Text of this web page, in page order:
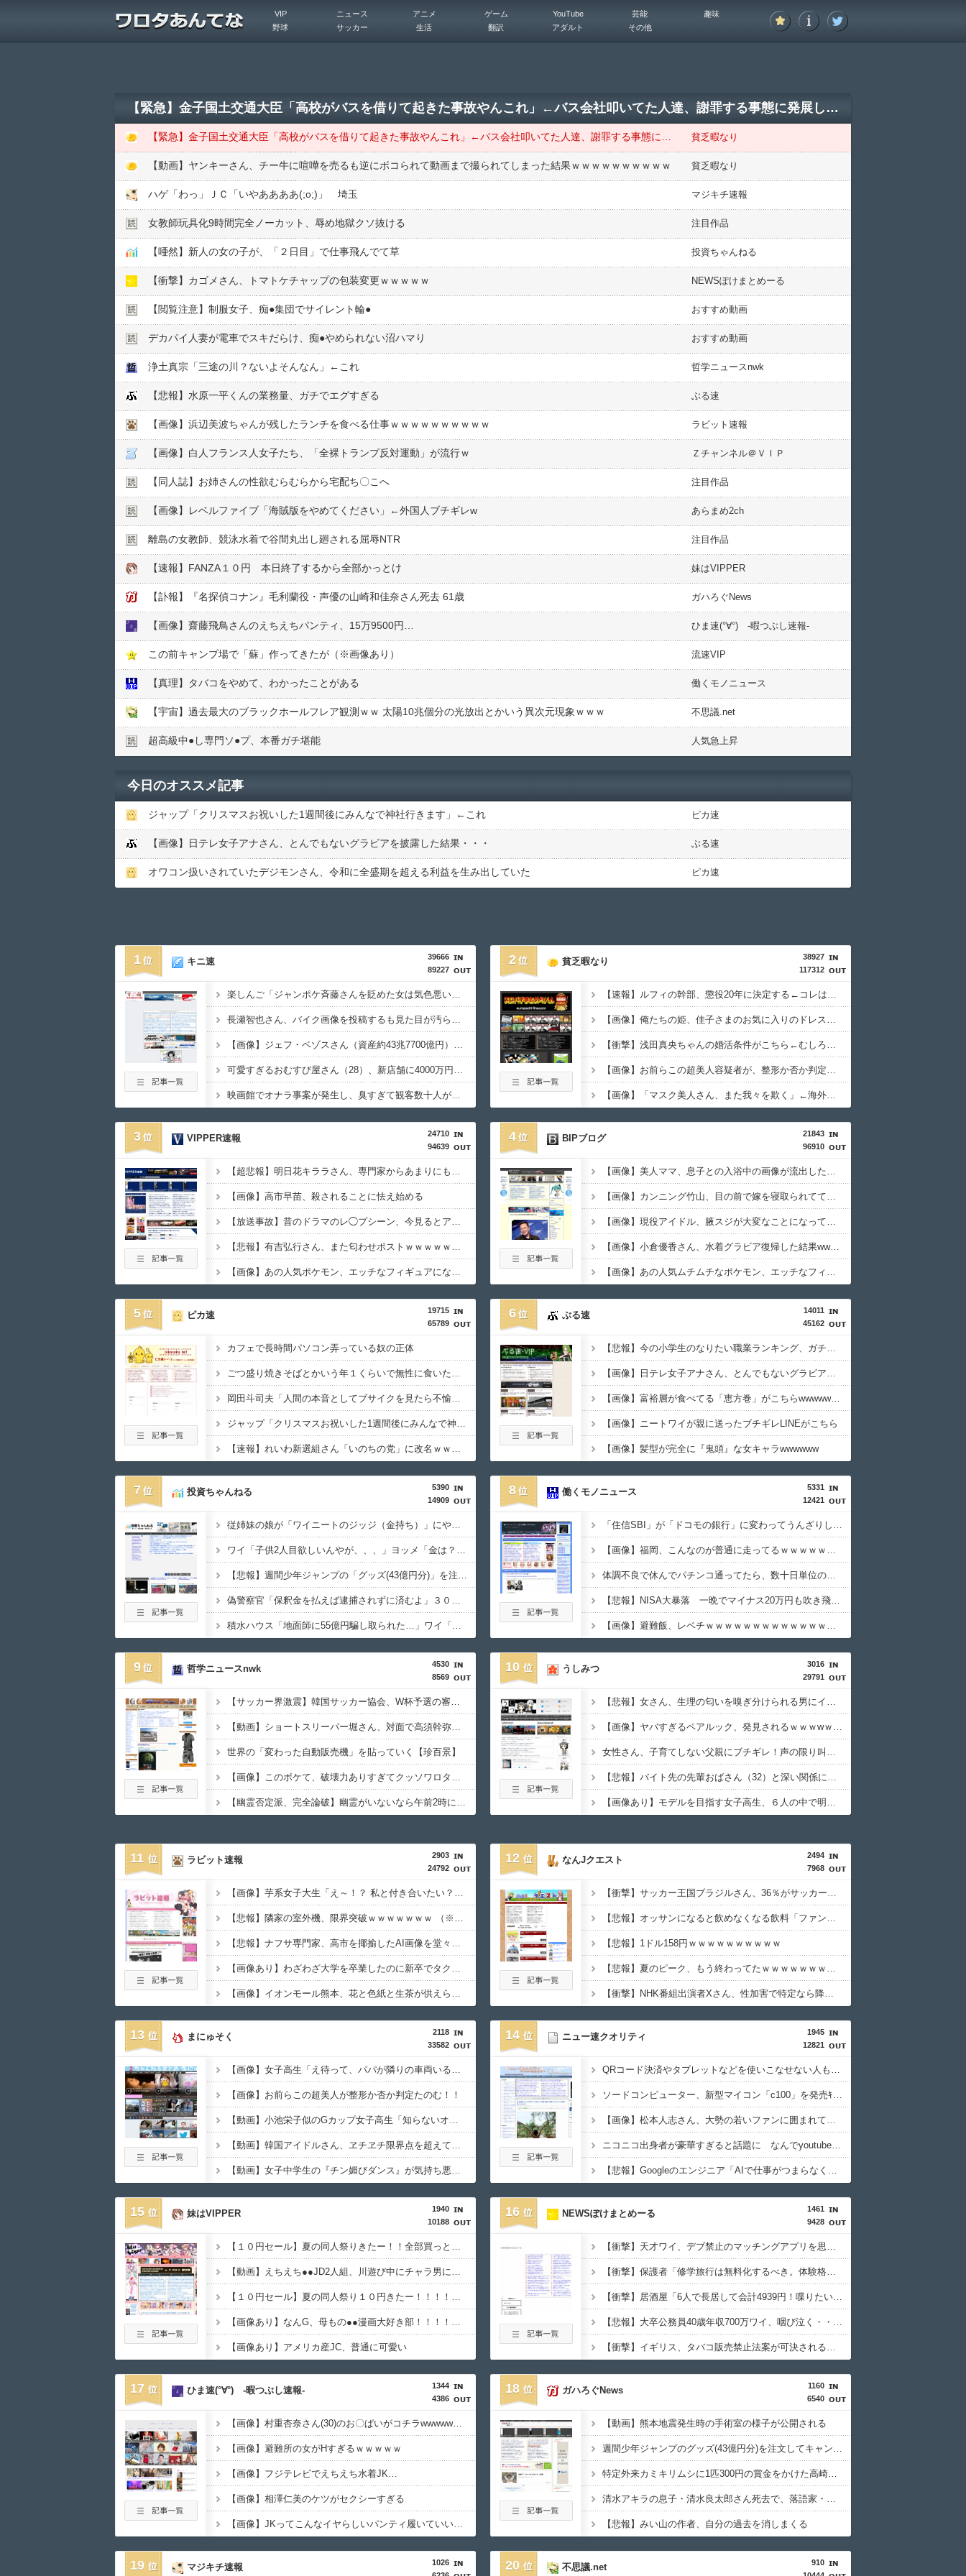
VIP ニュース アニメ ゲーム YouTube 芸能
趣味
野球
サッカー 生活 翻訳 アダルト その他
【緊急】金子国土交通大臣「高校がバスを借りて起きた事故やんこれ」←バス会社叩いてた人達、謝罪する事態に発展してしまう
貧乏暇なり
【動画】ヤンキーさん、チー牛に喧嘩を売るも逆にボコられて動画まで撮られてしまった結果ｗｗｗｗｗｗｗｗｗｗ 貧乏暇なり
ハゲ「わっ」ＪＣ「いやああああ(;o;)」 埼玉 マジキチ速報
女教師玩具化9時間完全ノーカット、辱め地獄クソ抜ける 注目作品
【唖然】新人の女の子が、「２日目」で仕事飛んでて草 投資ちゃんねる
【衝撃】カゴメさん、トマトケチャップの包装変更ｗｗｗｗｗ NEWSぽけまとめーる
【閲覧注意】制服女子、痴●︎集団でサイレント輪●︎ おすすめ動画
デカパイ人妻が電車でスキだらけ、痴●︎やめられない沼ハマり おすすめ動画
浄土真宗「三途の川？ないよそんなん」←これ 哲学ニュースnwk
【悲報】水原一平くんの業務量、ガチでエグすぎる ぶる速
【画像】浜辺美波ちゃんが残したランチを食べる仕事ｗｗｗｗｗｗｗｗｗｗ ラビット速報
【画像】白人フランス人女子たち、「全裸トランプ反対運動」が流行ｗ Ｚチャンネル＠ＶＩＰ
【同人誌】お姉さんの性欲むらむらから宅配ち〇こへ 注目作品
【画像】レベルファイブ「海賊版をやめてください」←外国人ブチギレw あらまめ2ch
離島の女教師、競泳水着で谷間丸出し廻される屈辱NTR 注目作品
【速報】FANZA１０円 本日終了するから全部かっとけ 妹はVIPPER
【訃報】『名探偵コナン』毛利蘭役・声優の山崎和佳奈さん死去 61歳 ガハろぐNews
【画像】齋藤飛鳥さんのえちえちパンティ、15万9500円… ひま速(°∀°) -暇つぶし速報-
この前キャンプ場で「蘇」作ってきたが（※画像あり） 流速VIP
【真理】タバコをやめて、わかったことがある 働くモノニュース
【宇宙】過去最大のブラックホールフレア観測ｗｗ 太陽10兆個分の光放出とかいう異次元現象ｗｗｗ 不思議.net
超高級中●︎し専門ソ●︎プ、本番ガチ堪能 人気急上昇
今日のオススメ記事
ジャップ「クリスマスお祝いした1週間後にみんなで神社行きます」←これ ピカ速
【画像】日テレ女子アナさん、とんでもないグラビアを披露した結果・・・ ぶる速
オワコン扱いされていたデジモンさん、令和に全盛期を超える利益を生み出していた ピカ速
1
39666
89227
キニ速
楽しんご「ジャンポケ斉藤さんを貶めた女は気色悪いとか言ってる癖にフ●ラするとか口だけは素直なんだな！週刊誌から金もらってるだろ」
長瀬智也さん、バイク画像を投稿するも見た目が汚らしいとネットの女性たちから批判…謝罪
【画像】ジェフ・ベゾスさん（資産約43兆7700億円）の嫁がコチラｗｗｗｗｗ
可愛すぎるおむすび屋さん（28）、新店舗に4000万円クラファンした成功した結果弱男集団から叩かれてしまうｗｗｗｗ
映画館でオナラ事案が発生し、臭すぎて観客数十人が避難へｗｗｗｗｗｗｗ
2
38927
117312
貧乏暇なり
【速報】ルフィの幹部、懲役20年に決定する←コレは妥当か？？？？？？？
【画像】俺たちの姫、佳子さまのお気に入りのドレスがこちらです←コレは可愛過ぎるw w w w w w w w
【衝撃】浅田真央ちゃんの婚活条件がこちら←むしろコレは普通じゃね？w w w w w w w w
【画像】お前らこの超美人容疑者が、整形か否か判定して！！→画像がこちらw w w w w w w w w w
【画像】「マスク美人さん、また我々を欺く」←海外でも流行りだした結果がこちらw w w w w w w
3
24710
94639
VIPPER速報
【超悲報】明日花キララさん、専門家からあまりにも非情な一言を告げられる
【画像】高市早苗、殺されることに怯え始める
【放送事故】昔のドラマのレ◯プシーン、今見るとアウトすぎる・・・
【悲報】有吉弘行さん、また匂わせポストｗｗｗｗｗｗｗｗｗｗｗｗｗｗｗｗｗ
【画像】あの人気ポケモン、エッチなフィギュアになってしまう
4
21843
96910
BIPブログ
【画像】美人ママ、息子との入浴中の画像が流出した結果・・・
【画像】カンニング竹山、目の前で嫁を寝取られてて草wwwww
【画像】現役アイドル、腋スジが大変なことになってるwwww
【画像】小倉優香さん、水着グラビア復帰した結果wwwwwww
【画像】あの人気ムチムチなポケモン、エッチなフィギュアになる
5
19715
65789
ピカ速
カフェで長時間パソコン弄っている奴の正体
ごつ盛り焼きそばとかいう年１くらいで無性に食いたくなるやつｗｗｗｗｗｗｗｗ
岡田斗司夫「人間の本音としてブサイクを見たら不愉快になる。この責任をどうとるんだ」
ジャップ「クリスマスお祝いした1週間後にみんなで神社行きます」←これ
【速報】れいわ新選組さん「いのちの党」に改名ｗｗｗｗｗｗｗｗ
6
14011
45162
ぶる速
【悲報】今の小学生のなりたい職業ランキング、ガチで終わる
【画像】日テレ女子アナさん、とんでもないグラビアを披露した結果・・・
【画像】富裕層が食べてる「恵方巻」がこちらwwwwwwwwwwwww
【画像】ニートワイが親に送ったブチギレLINEがこちら
【画像】髪型が完全に『鬼頭』な女キャラwwwwww
7
5390
14909
投資ちゃんねる
従姉妹の娘が「ワイニートのジッジ（金持ち）」にやたら会いに来る理由ｗｗｗｗｗ
ワイ「子供2人目欲しいんやが、、、」ヨッメ「金は？育児は？私の仕事は？キャリアは？」
【悲報】週間少年ジャンプの「グッズ(43億円分)」を注文し全てキャンセルした女逮捕ｗｗｗｗｗｗｗｗ
偽警察官「保釈金を払えば逮捕されずに済むよ」３０代男性が1342万円だまし取られる
積水ハウス「地面師に55億円騙し取られた…」ワイ「はえーかわいそう…会社滅茶苦茶やろなぁ」
8
5331
12421
働くモノニュース
「住信SBI」が「ドコモの銀行」に変わってうんざりしてるやつｗｗｗｗｗｗｗ
【画像】福岡、こんなのが普通に走ってるｗｗｗｗｗｗｗｗｗｗｗｗｗｗｗｗ
体調不良で休んでパチンコ通ってたら、数十日単位の証拠写真撮られて会社クビになった
【悲報】NISA大暴落 一晩でマイナス20万円も吹き飛んだもよう
【画像】避難飯、レベチｗｗｗｗｗｗｗｗｗｗｗｗｗｗｗ
9
4530
8569
哲学ニュースnwk
【サッカー界激震】韓国サッカー協会、W杯予選の審判に“性接待”していたことが発覚 協会カードの決済明細まで見つかる
【動画】ショートスリーパー堀さん、対面で高須幹弥にキレる ← 睡眠は大事だと話題
世界の「変わった自動販売機」を貼っていく【珍百景】
【画像】このボケて、破壊力ありすぎてクッソワロタｗｗｗｗｗｗｗｗｗ
【幽霊否定派、完全論破】幽霊がいないなら午前2時に一人で墓石を木刀で叩き割れるよな？ｗｗｗｗｗ
10
3016
29791
うしみつ
【悲報】女さん、生理の匂いを嗅ぎ分けられる男にイライラ⇒ｗｗｗ
【画像】ヤバすぎるペアルック、発見されるｗｗｗwｗｗｗｗｗｗｗｗｗ
女性さん、子育てしない父親にブチギレ！声の限り叫ぶ！！→ｗｗｗｗ
【悲報】バイト先の先輩おばさん（32）と深い関係になってしまった結果⇒ｗ
【画像あり】モデルを目指す女子高生、６人の中で明らかにデカい人を発見ｗｗｗｗ
11
2903
24792
ラビット速報
【画像】芋系女子大生「え～！？ 私と付き合いたい？ 私脱いだらこんなんだけどいいの…？????」
【悲報】隣家の室外機、限界突破ｗｗｗｗｗｗｗ （※画像あり）
【悲報】ナフサ専門家、高市を揶揄したAI画像を堂々と載せる （※画像あり）
【画像あり】わざわざ大学を卒業したのに新卒でタクシー運転手になる女性ってどう思う？
【画像】イオンモール熊本、花と色紙と生茶が供えられる・・・
12
2494
7968
なんJクエスト
【衝撃】サッカー王国ブラジルさん、36％がサッカーに「関心なし」・・・・・・・・・
【悲報】オッサンになると飲めなくなる飲料「ファンタ」・・・・・・・・・
【悲報】1ドル158円ｗｗｗｗｗｗｗｗｗｗ
【悲報】夏のピーク、もう終わってたｗｗｗｗｗｗｗｗｗｗ
【衝撃】NHK番組出演者Xさん、性加害で特定なら降板ドミノ・・・・・・・・・
13
2118
33582
まにゅそく
【画像】女子高生「え待って、パパが隣りの車両いる。。。」
【画像】お前らこの超美人が整形か否か判定たのむ！！
【動画】小池栄子似のGカップ女子高生「知らないオジさんに襲われてオッパイ揉まれた」
【動画】韓国アイドルさん、ヱチヱチ限界点を超えてしまう
【動画】女子中学生の『チン媚びダンス』が気持ち悪い????
14
1945
12821
ニュー速クオリティ
QRコード決済やタブレットなどを使いこなせない人も居るという話・・・
ソードコンピューター、新型マイコン「c100」を発売ｷﾀ━━━━(ﾟ∀ﾟ)━━━━!!
【画像】松本人志さん、大勢の若いファンに囲まれてご満悦・・・
ニコニコ出身者が豪華すぎると話題に なんでyoutubeに負けたのか・・・
【悲報】Googleのエンジニア「AIで仕事がつまらなくなった」
15
1940
10188
妹はVIPPER
【１０円セール】夏の同人祭りきたー！！全部買っとけwwww
【動画】えちえち●●JD2人組、川遊び中にチャラ男にナンパされるｗ
【１０円セール】夏の同人祭り１０円きたー！！！！！！！！！
【画像あり】なんG、母もの●●漫画大好き部！！！！！！
【画像あり】アメリカ産JC、普通に可愛い
16
1461
9428
NEWSぽけまとめーる
【衝撃】天才ワイ、デブ禁止のマッチングアプリを思いつくｗｗｗｗｗ
【衝撃】保護者「修学旅行は無料化するべき。体験格差を放置するのか」←これｗｗｗｗｗ
【衝撃】居酒屋「6人で長居して会計4939円！喋りたいだけなら公園に行ってくれ（怒」←これｗｗｗｗｗ(※画像あり)
【悲報】大卒公務員40歳年収700万ワイ、咽び泣く・・・・
【衝撃】イギリス、タバコ販売禁止法案が可決されるｗｗｗｗｗ
17
1344
4386
ひま速(°∀°) -暇つぶし速報-
【画像】村重杏奈さん(30)のお〇ぱいがコチラwwwwwwwwwwww
【画像】避難所の女がHすぎるｗｗｗｗｗ
【画像】フジテレビでえちえち水着JK…
【画像】相澤仁美のケツがセクシーすぎる
【画像】JKってこんなイヤらしいパンティ履いていいの？ｗｗｗｗｗ
18
1160
6540
ガハろぐNews
【動画】熊本地震発生時の手術室の様子が公開される
週間少年ジャンプのグッズ(43億円分)を注文してキャンセルした32歳女が逮捕
特定外来カミキリムシに1匹300円の賞金をかけた高崎市、初日に1170匹持ち込まれる
清水アキラの息子・清水良太郎さん死去で、落語家・柳家小はだが「いじめ」「暴行」被害告発
【悲報】みい山の作者、自分の過去を消しまくる
19
1026
マジキチ速報 20
910
不思議.net